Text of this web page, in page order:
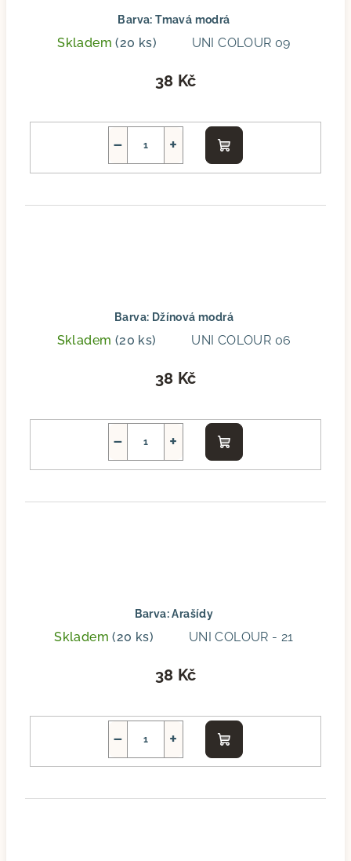
Barva: Tmavá modrá
Skladem(20 ks) UNI COLOUR 09
38 Kč
+
−
Do
košíku
Barva: Džínová modrá
Skladem (20 ks) UNI COLOUR 06
38 Kč
+
−
Do
košíku
Barva: Arašídy
Skladem(20 ks) UNI COLOUR - 21
38 Kč
+
−
Do
košíku